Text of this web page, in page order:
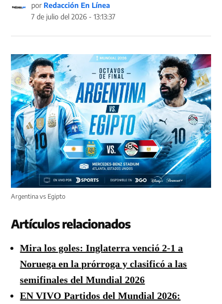
por Redacción En Línea
7 de julio del 2026 - 13:13:37
Argentina vs Egipto
Artículos relacionados
Mira los goles: Inglaterra venció 2-1 a
Noruega en la prórroga y clasificó a las
semifinales del Mundial 2026
EN VIVO Partidos del Mundial 2026: